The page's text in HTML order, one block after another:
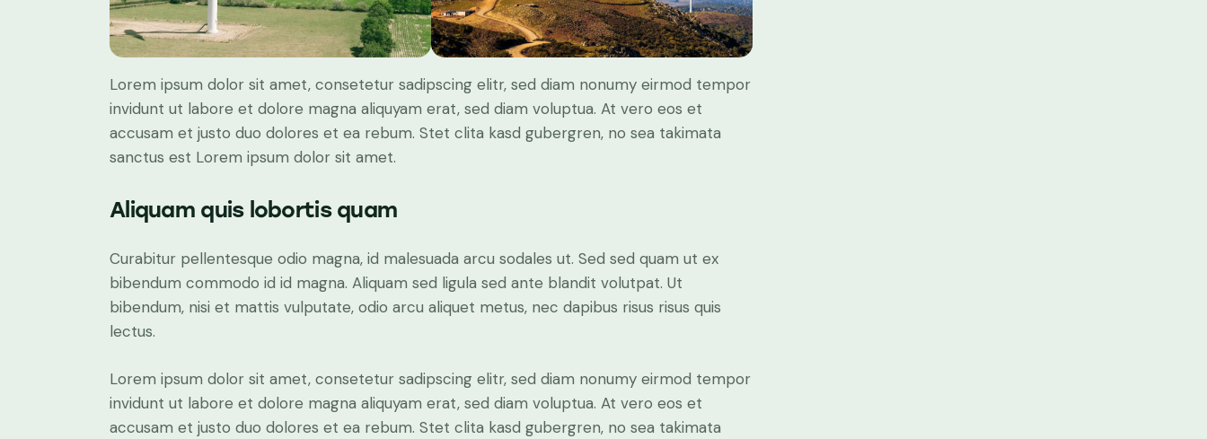
Lorem ipsum dolor sit amet, consetetur sadipscing elitr, sed diam nonumy eirmod tempor
invidunt ut labore et dolore magna aliquyam erat, sed diam voluptua. At vero eos et
accusam et justo duo dolores et ea rebum. Stet clita kasd gubergren, no sea takimata
sanctus est Lorem ipsum dolor sit amet.
Aliquam quis lobortis quam
Curabitur pellentesque odio magna, id malesuada arcu sodales ut. Sed sed quam ut ex
bibendum commodo id id magna. Aliquam sed ligula sed ante blandit volutpat. Ut
bibendum, nisi et mattis vulputate, odio arcu aliquet metus, nec dapibus risus risus quis
lectus.
Lorem ipsum dolor sit amet, consetetur sadipscing elitr, sed diam nonumy eirmod tempor
invidunt ut labore et dolore magna aliquyam erat, sed diam voluptua. At vero eos et
accusam et justo duo dolores et ea rebum. Stet clita kasd gubergren, no sea takimata